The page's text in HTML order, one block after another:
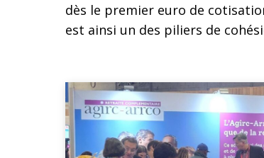
dès le premier euro de
est ainsi un des piliers de